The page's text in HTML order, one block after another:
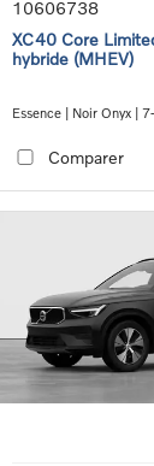
rechargeables
10606738
XC40 Core
hybride (MHEV)
Essence | Noir Onyx |
Comparer